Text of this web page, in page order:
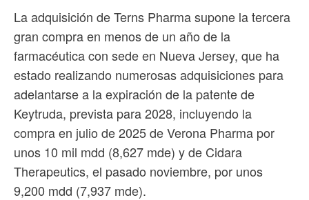
La adquisición de Terns Pharma supone la tercera
gran compra en menos de un año de la
farmacéutica con sede en Nueva Jersey, que ha
estado realizando numerosas adquisiciones para
adelantarse a la expiración de la patente de
Keytruda, prevista para 2028, incluyendo la
compra en julio de 2025 de Verona Pharma por
unos 10 mil mdd (8,627 mde) y de Cidara
Therapeutics, el pasado noviembre, por unos
9,200 mdd (7,937 mde).